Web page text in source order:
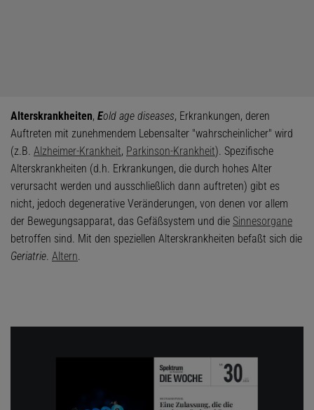
Alterskrankheiten, Eold age diseases, Erkrankungen, deren
Auftreten mit zunehmendem Lebensalter "wahrscheinlicher" wird
(z.B. Alzheimer-Krankheit, Parkinson-Krankheit). Spezifische
Alterskrankheiten (d.h. Erkrankungen, die durch hohes Alter
verursacht werden und ausschließlich dann auftreten) gibt es
nicht, jedoch degenerative Veränderungen, von denen vor allem
der Bewegungsapparat, das Gefäßsystem und die Sinnesorgane
betroffen sind. Mit den speziellen Alterskrankheiten befaßt sich die
Geriatrie. Altern.